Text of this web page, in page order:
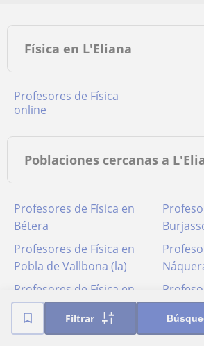
Filtrar
Física en L'Eliana
Profesores de Física
online
Poblaciones cercanas a
Profesores de Física en
Bétera
Profesores de Física en
Pobla de Vallbona (la)
Profesores de Física en
Paterna - La Cañada
Riba-
Profesores de Física en